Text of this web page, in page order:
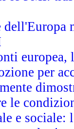
per
le
e